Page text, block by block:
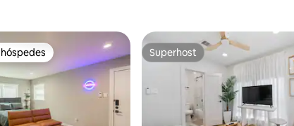
Superhost
Superhost